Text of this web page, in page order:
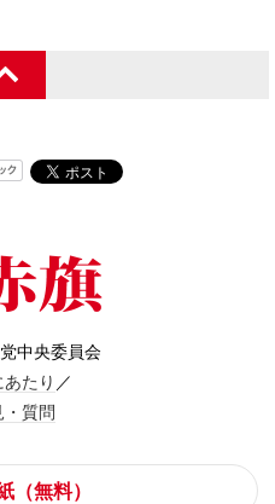
中央委員会
たり ／
・質問
（無料）